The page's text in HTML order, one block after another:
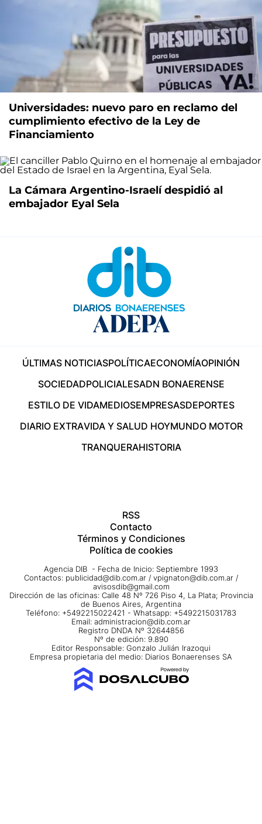
Universidades: nuevo paro en reclamo del
cumplimiento efectivo de la Ley de
Financiamiento
La Cámara Argentino-Israelí despidió al
embajador Eyal Sela
ÚLTIMAS NOTICIASPOLÍTICAECONOMÍAOPINIÓN
SOCIEDADPOLICIALESADN BONAERENSE
ESTILO DE VIDAMEDIOSEMPRESASDEPORTES
DIARIO EXTRAVIDA Y SALUD HOYMUNDO MOTOR
TRANQUERAHISTORIA
RSS
Contacto
Términos y Condiciones
Política de cookies
Agencia DIB - Fecha de Inicio: Septiembre 1993
Contactos: publicidad@dib.com.ar / vpignaton@dib.com.ar /
avisosdib@gmail.com
Dirección de las oficinas: Calle 48 Nº 726 Piso 4, La Plata; Provincia
de Buenos Aires, Argentina
Teléfono: +5492215022421 - Whatsapp: +5492215031783
Email: administracion@dib.com.ar
Registro DNDA Nº 32644856
Nº de edición: 9.890
Editor Responsable: Gonzalo Julián Irazoqui
Empresa propietaria del medio: Diarios Bonaerenses SA